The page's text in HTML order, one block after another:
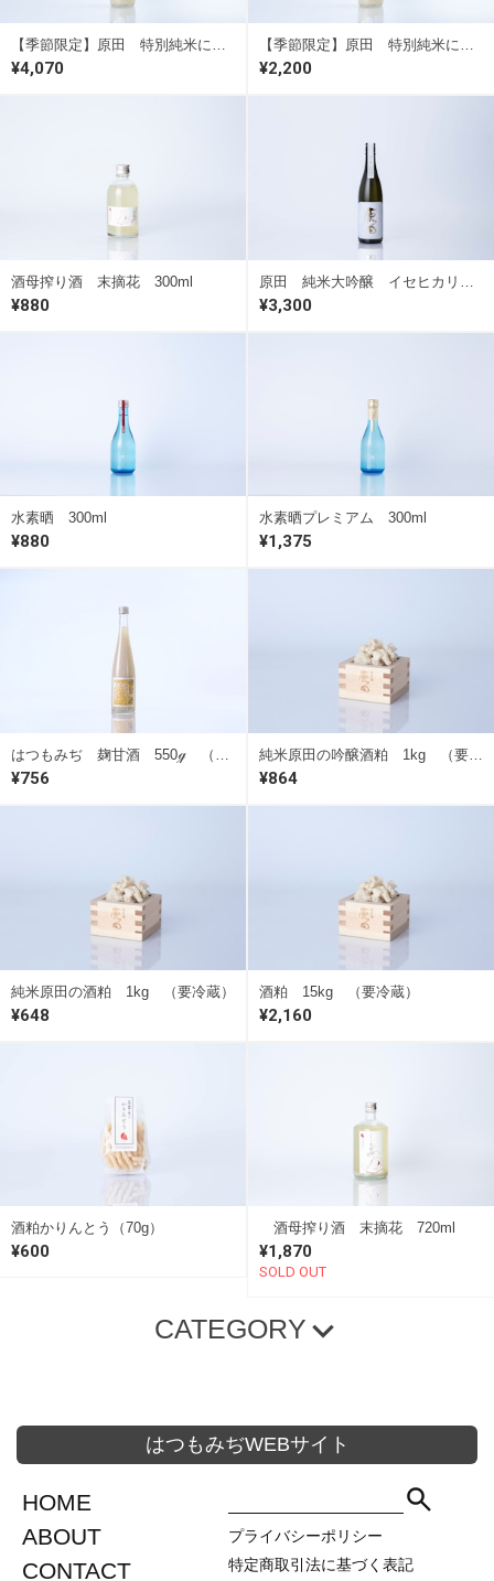
¥4,070 ¥2,200
酒母搾り酒 末摘花 300ml
¥880 ¥3,300
水素晒 300ml
¥880
水素晒プレミアム 300ml
¥1,375
¥756 ¥864
純米原田の酒粕 1kg （要冷蔵）
¥648
酒粕 15kg （要冷蔵）
¥2,160
酒粕かりんとう（70g）
¥600
酒母搾り酒 末摘花 720ml
¥1,870
SOLD OUT
CATEGORY
300ml
1800ml
720ml
はつもみぢWEBサイト
HOME
ABOUT
CONTACT
プライバシーポリシー
特定商取引法に基づく表記